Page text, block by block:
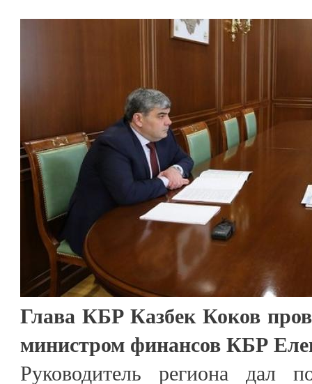
Глава КБР Казбек Коков
министром финансов КБР
Руководитель региона дал